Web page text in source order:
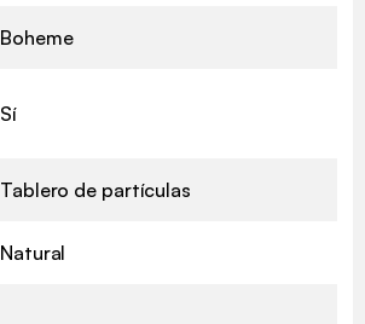
Boheme
Sí
Tablero de partículas
Natural